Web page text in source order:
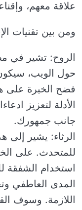
علاقة معهم،
ومن بين تقنيات
الروح: تشير في
حول الويب،
فضح الخبرة على
الأدلة لتعزيز
جانب جمهورك.
الرثاء: يشير إلى
للمتحدث. على
استخدام
المدى العاطفي
اللازمة. وسوف